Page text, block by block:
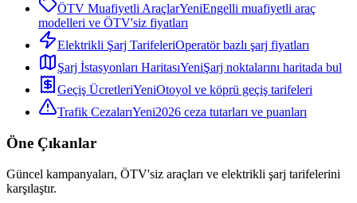
ÖTV Muafiyetli AraçlarYeniEngelli muafiyetli araç
modelleri ve ÖTV'siz fiyatları
Elektrikli Şarj TarifeleriOperatör bazlı şarj fiyatları
Şarj İstasyonları HaritasıYeniŞarj noktalarını haritada bul
Geçiş ÜcretleriYeniOtoyol ve köprü geçiş tarifeleri
Trafik CezalarıYeni2026 ceza tutarları ve puanları
Öne Çıkanlar
Güncel kampanyaları, ÖTV'siz araçları ve elektrikli şarj tarifelerini
karşılaştır.